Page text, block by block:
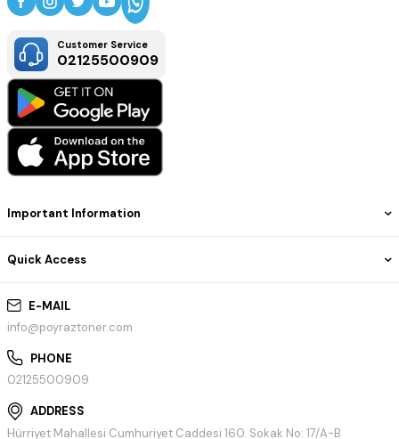
E-MAIL
info@poyraztoner.com
PHONE
02125500909
ADDRESS
Hürriyet Mahallesi Cumhuriyet Caddesi 160. Sokak No: 17/A-B
Important Information
Quick Access
Customer Service
02125500909